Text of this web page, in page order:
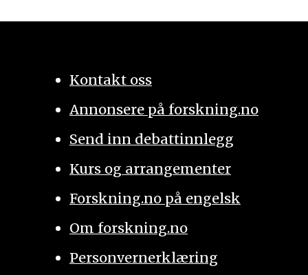
Kontakt oss
Annonsere på forskning.no
Send inn debattinnlegg
Kurs og arrangementer
Forskning.no på engelsk
Om forskning.no
Personvernerklæring